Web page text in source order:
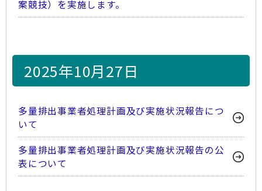
案競技）を実施します。
2025年10月27日
多量排出事業者処理計画及び実施状況報告につ
いて
多量排出事業者処理計画及び実施状況報告の公
表について